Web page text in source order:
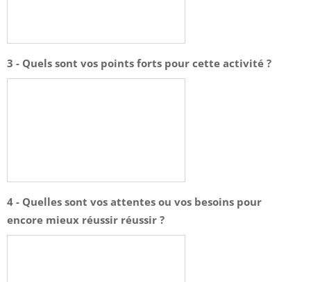
3 - Quels sont vos points forts pour cette activité ?
4 - Quelles sont vos attentes ou vos besoins pour
encore mieux réussir réussir ?